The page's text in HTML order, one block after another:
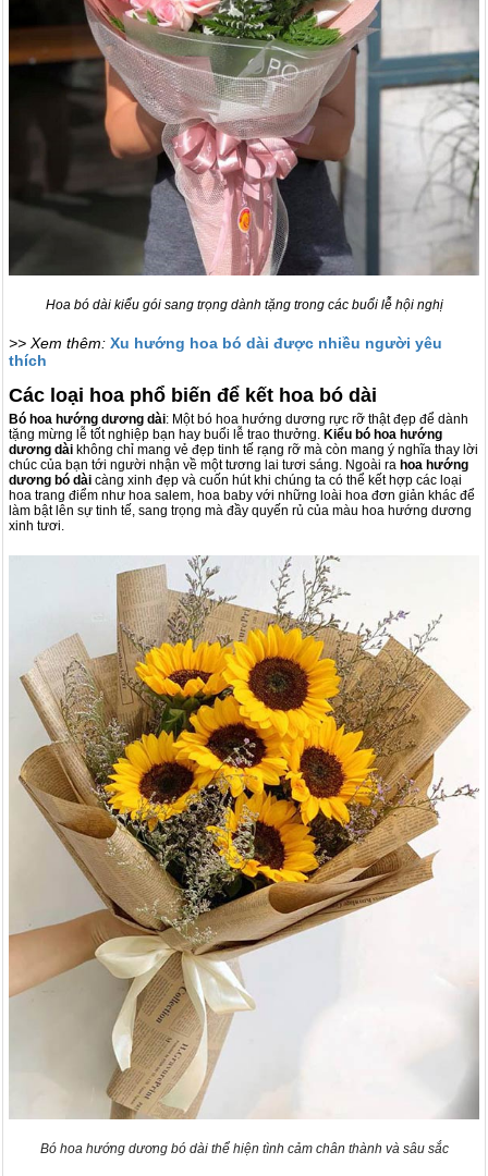
Hoa bó dài kiểu gói sang trọng dành tặng trong các buổi lễ hội nghị
>> Xem thêm: Xu hướng hoa bó dài được nhiều người yêu
thích
Các loại hoa phổ biến để kết hoa bó dài
Bó hoa hướng dương dài: Một bó hoa hướng dương rực rỡ thật đẹp để dành
tặng mừng lễ tốt nghiệp bạn hay buổi lễ trao thưởng. Kiểu bó hoa hướng
dương dài không chỉ mang vẻ đẹp tinh tế rạng rỡ mà còn mang ý nghĩa thay lời
chúc của bạn tới người nhận về một tương lai tươi sáng. Ngoài ra hoa hướng
dương bó dài càng xinh đẹp và cuốn hút khi chúng ta có thể kết hợp các loại
hoa trang điểm như hoa salem, hoa baby với những loài hoa đơn giản khác để
làm bật lên sự tinh tế, sang trọng mà đầy quyến rủ của màu hoa hướng dương
xinh tươi.
Bó hoa hướng dương bó dài thể hiện tình cảm chân thành và sâu sắc